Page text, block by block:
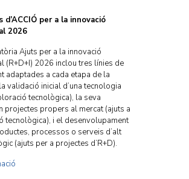
d’ACCIÓ per a la innovació
2026
Ajuts per a la innovació
(R+D+I) 2026 inclou tres línies de
adaptades a cada etapa de la
validació inicial d’una tecnologia
tecnològica), la seva
projectes propers al mercat (ajuts a
tecnològica), i el desenvolupament
processos o serveis d’alt
(ajuts per a projectes d’R+D).